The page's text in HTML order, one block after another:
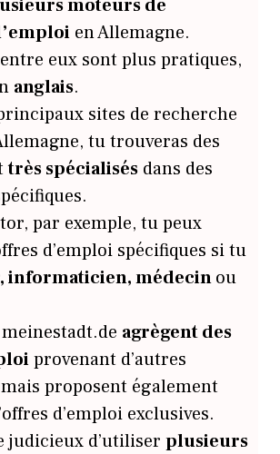
moteurs de
en Allemagne.
eux sont plus pratiques,
anglais.
sites de recherche
tu trouveras des
très spécialisés dans des
par exemple, tu peux
d’emploi spécifiques si tu
informaticien, médecinou
agrègent des
provenant d’autres
proposent également
d’emploi exclusives.
judicieux d’utiliser plusieurs